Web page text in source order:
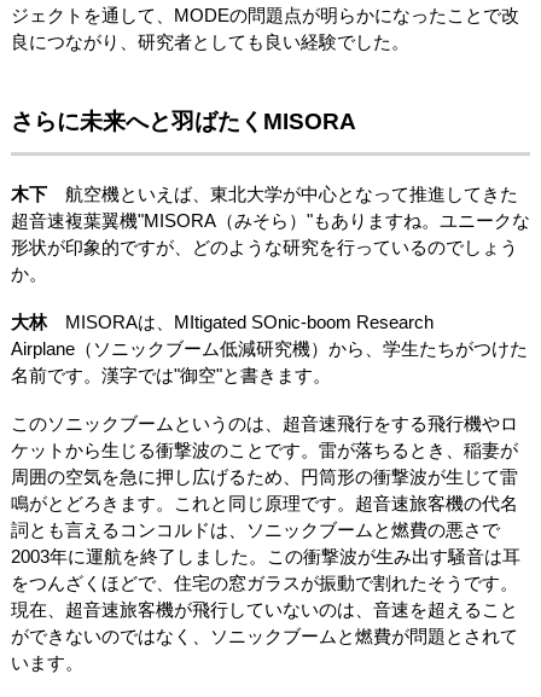
ジェクトを通して、MODEの問題点が明らかになったことで改
良につながり、研究者としても良い経験でした。
さらに未来へと羽ばたくMISORA
木下航空機といえば、東北大学が中心となって推進してきた
超音速複葉翼機"MISORA（みそら）"もありますね。ユニークな
形状が印象的ですが、どのような研究を行っているのでしょう
か。
大林MISORAは、MItigated SOnic-boom Research
Airplane（ソニックブーム低減研究機）から、学生たちがつけた
名前です。漢字では"御空"と書きます。
このソニックブームというのは、超音速飛行をする飛行機やロ
ケットから生じる衝撃波のことです。雷が落ちるとき、稲妻が
周囲の空気を急に押し広げるため、円筒形の衝撃波が生じて雷
鳴がとどろきます。これと同じ原理です。超音速旅客機の代名
詞とも言えるコンコルドは、ソニックブームと燃費の悪さで
2003年に運航を終了しました。この衝撃波が生み出す騒音は耳
をつんざくほどで、住宅の窓ガラスが振動で割れたそうです。
現在、超音速旅客機が飛行していないのは、音速を超えること
ができないのではなく、ソニックブームと燃費が問題とされて
います。